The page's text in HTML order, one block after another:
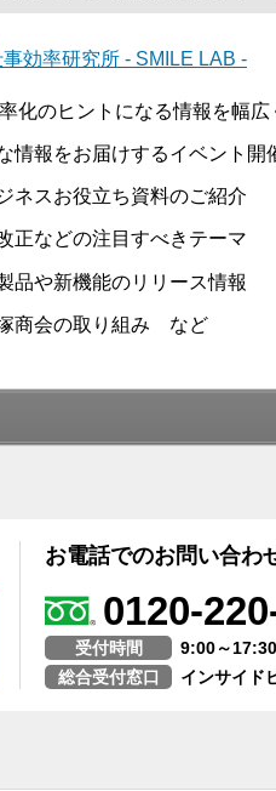
事効率研究所 - SMILE LAB -
化のヒントになる情報を幅広
情報をお届けするイベント開
ネスお役立ち資料のご紹介
正などの注目すべきテーマ
品や新機能のリリース情報
商会の取り組み など
お電話でのお問い合わ
0120-
受付時間
9:00～
総合受付窓口
インサイド